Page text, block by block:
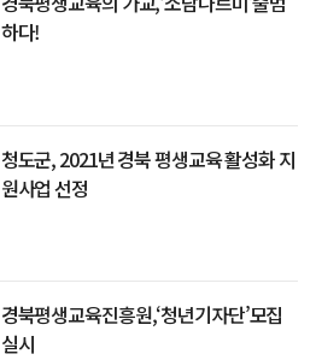
하다!
청도군, 2021년 경북 평생교육 활성화 지
원사업 선정
경북평생교육진흥원,‘청년기자단’모집
실시